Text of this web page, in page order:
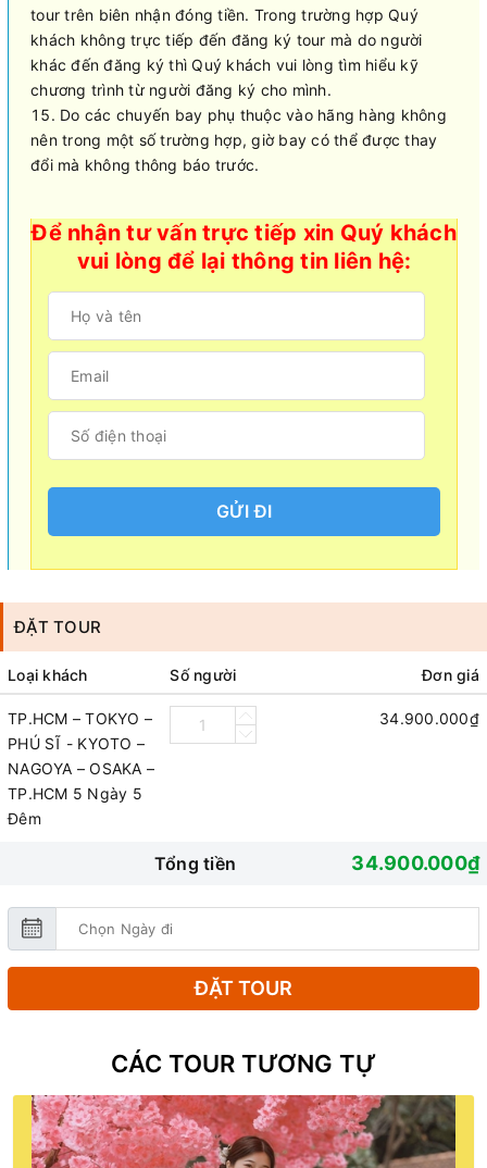
tour trên biên nhận đóng tiền. Trong trường hợp Quý
khách không trực tiếp đến đăng ký tour mà do người
khác đến đăng ký thì Quý khách vui lòng tìm hiểu kỹ
chương trình từ người đăng ký cho mình.
Do các chuyến bay phụ thuộc vào hãng hàng không
nên trong một số trường hợp, giờ bay có thể được thay
đổi mà không thông báo trước.
Để nhận tư vấn trực tiếp xin Quý khách
vui lòng để lại thông tin liên hệ:
GỬI ĐI
ĐẶT TOUR
Loại khách Số người Đơn giá
TP.HCM – TOKYO –
PHÚ SĨ - KYOTO –
NAGOYA – OSAKA –
TP.HCM 5 Ngày 5
Đêm
34.900.000₫
Tổng tiền 34.900.000₫
ĐẶT TOUR
CÁC TOUR TƯƠNG TỰ